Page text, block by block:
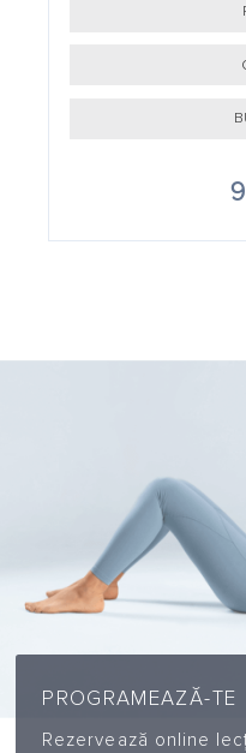
PROGRAMEAZĂ-TE
Rezervează online